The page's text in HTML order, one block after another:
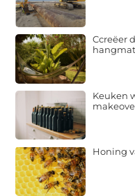
Ccreëer
hangmat
Keuken
Honing